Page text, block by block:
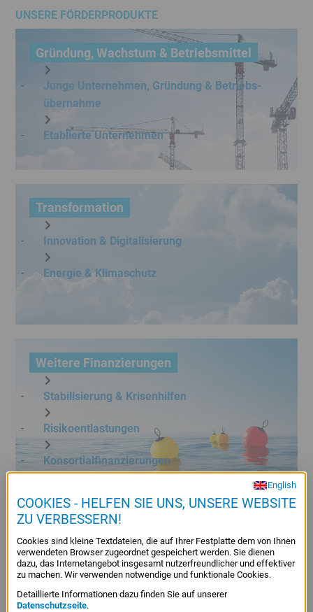
Menü
Juristisches
Banner
UNSERE FÖRDERPRODUKTE
Gründung, Wachstum & Betriebsmittel
Junge Unternehmen, Gründung & Betriebs­
übernahme
Etablierte Unternehmen
Transformation
Innovation & Digitalisierung
Energie & Klimaschutz
Weitere Finanzierungen
Stabilisierung & Krisenhilfen
Risiko­entlastungen
Konsortial­finanzierungen
Filmförderung
Eigenkapital
Beteiligungskapital
ScaleUp-Dachfonds Bayern
English
COOKIES - HELFEN SIE UNS, UNSERE WEBSITE
ZU VERBESSERN!
Cookies sind kleine Textdateien, die auf Ihrer Festplatte dem von Ihnen
verwendeten Browser zugeordnet gespeichert werden. Sie dienen
dazu, das Internetangebot insgesamt nutzerfreundlicher und effektiver
zu machen. Wir verwenden notwendige und funktionale Cookies.
Detaillierte Informationen dazu finden Sie auf unserer
Datenschutzseite.